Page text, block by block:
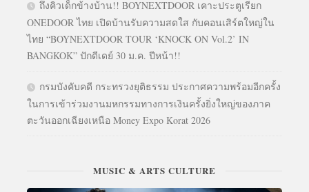
ถึงคิวเด็กข้างบ้าน!! BOYNEXTDOOR เคาะประตูเรียก
ONEDOOR ไทย เปิดบ้านรับความสดใส กับคอนเสิร์ตใหญ่ใน
ไทย “BOYNEXTDOOR TOUR ‘KNOCK ON Vol.2’ IN
BANGKOK” ปักดีเดย์ 30 ม.ค. ปีหน้า!!
กรมบังคับคดี กระทรวงยุติธรรม ประกาศความพร้อมอีกครั้ง
ในการเข้าร่วมงานมหกรรมทางการเงินครั้งยิ่งใหญ่ของภาค
ตะวันออกเฉียงเหนือ Money Expo Korat 2026
MUSIC & ARTS CULTURE